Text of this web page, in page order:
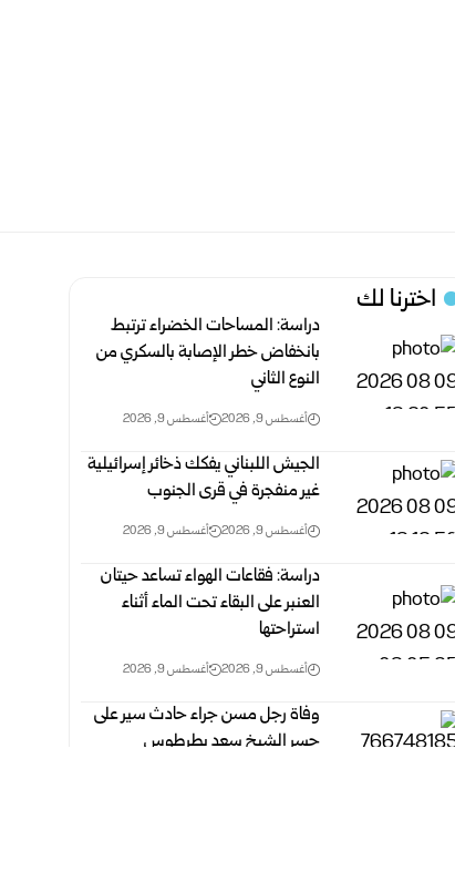
اخترنا لك
دراسة: المساحات الخضراء ترتبط
بانخفاض خطر الإصابة بالسكري من
النوع الثاني
أغسطس 9, 2026 أغسطس 9, 2026
الجيش اللبناني يفكك ذخائر إسرائيلية
غير منفجرة في قرى الجنوب
أغسطس 9, 2026 أغسطس 9, 2026
دراسة: فقاعات الهواء تساعد حيتان
العنبر على البقاء تحت الماء أثناء
استراحتها
أغسطس 9, 2026 أغسطس 9, 2026
وفاة رجل مسن جراء حادث سير على
جسر الشيخ سعد بطرطوس